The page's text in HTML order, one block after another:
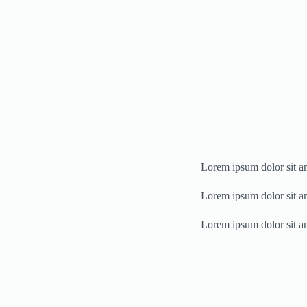
Lorem ipsum dolor sit
Lorem ipsum dolor sit
Lorem ipsum dolor sit